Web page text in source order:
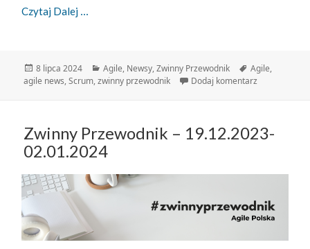
Czytaj Dalej
Data
publikacji
8 lipca 2024 Kategorie
Agile, Newsy,Zwinny Przewodnik Tagi
Agile,
agile news,Scrum,zwinny przewodnik Dodaj komentarz
Zwinny Przewodnik – 19.12.2023-
02.01.2024